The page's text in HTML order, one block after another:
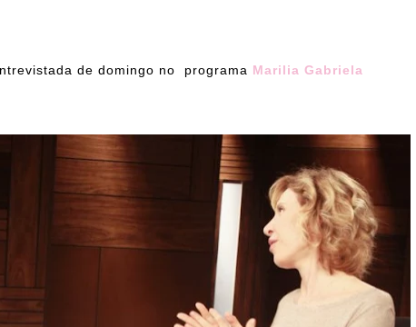
de domingo no programa Marilia Gabriela